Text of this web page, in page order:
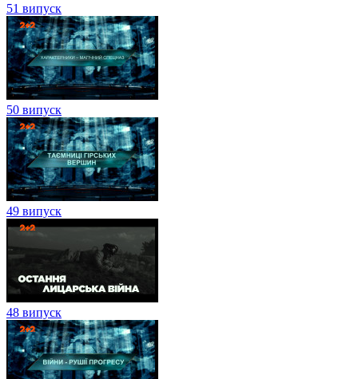
51 випуск
50 випуск
49 випуск
48 випуск